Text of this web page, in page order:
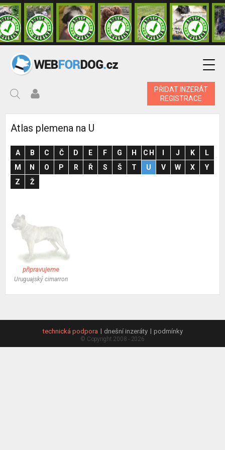
PŘIDAT INZERÁT
REGISTRACE
Atlas plemena na U
A B C Č D E F G H CH I J K
L
M
N O P R Ř S Š T U V W X
Y
Z
Ž
připravujeme
Uruguajský cimarron
technická podpora dnešní inzeráty podmínky
© Copyright 2008 - 2026